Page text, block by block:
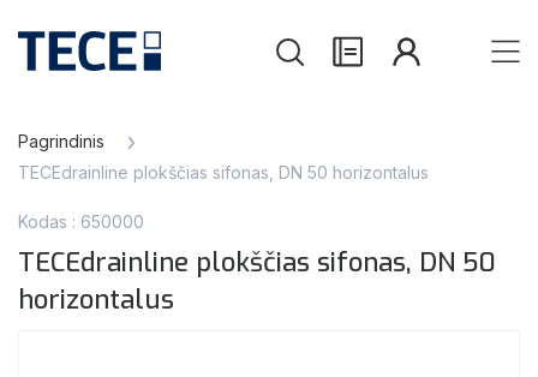
Pagrindinis
TECEdrainline plokščias sifonas, DN 50 horizontalus
Kodas : 650000
TECEdrainline plokščias sifonas, DN 50
horizontalus